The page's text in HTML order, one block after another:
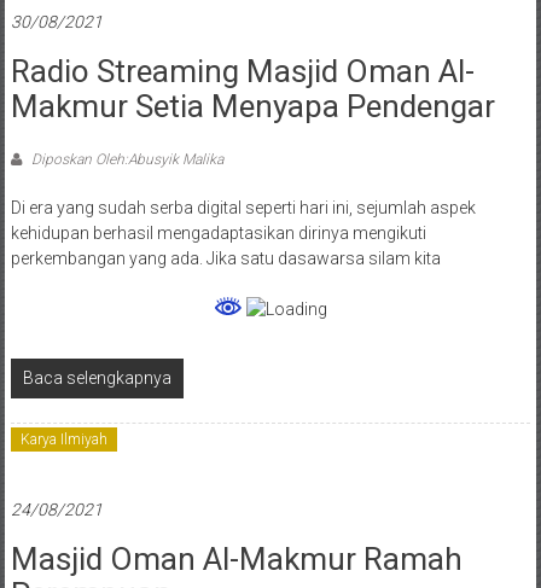
30/08/2021
Radio Streaming Masjid Oman Al-
Makmur Setia Menyapa Pendengar
Diposkan Oleh:Abusyik Malika
Di era yang sudah serba digital seperti hari ini, sejumlah aspek
kehidupan berhasil mengadaptasikan dirinya mengikuti
perkembangan yang ada. Jika satu dasawarsa silam kita
Baca selengkapnya
Karya Ilmiyah
24/08/2021
Masjid Oman Al-Makmur Ramah